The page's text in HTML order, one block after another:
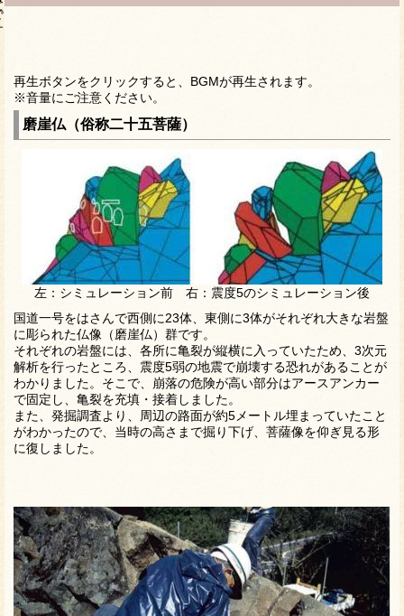
再生ボタンをクリックすると、BGMが再生されます。
※音量にご注意ください。
磨崖仏（俗称二十五菩薩）
左：シミュレーション前 右：震度5のシミュレーション後
国道一号をはさんで西側に23体、東側に3体がそれぞれ大きな岩盤
に彫られた仏像（磨崖仏）群です。
それぞれの岩盤には、各所に亀裂が縦横に入っていたため、3次元
解析を行ったところ、震度5弱の地震で崩壊する恐れがあることが
わかりました。そこで、崩落の危険が高い部分はアースアンカー
で固定し、亀裂を充填・接着しました。
また、発掘調査より、周辺の路面が約5メートル埋まっていたこと
がわかったので、当時の高さまで掘り下げ、菩薩像を仰ぎ見る形
に復しました。